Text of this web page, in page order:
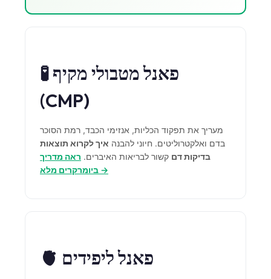
🧪 פאנל מטבולי מקיף
(CMP)
מעריך את תפקוד הכליות, אנזימי הכבד, רמת הסוכר
בדם ואלקטרוליטים. חיוני להבנה איך לקרוא תוצאות
בדיקות דם קשור לבריאות האיברים. ראה מדריך
ביומרקרים מלא →
🫀 פאנל ליפידיםEuskara
Afrikaans
Монгол
ພາສາລາວ
Cebuano
ئۇيغۇرچە
Беларуская мова